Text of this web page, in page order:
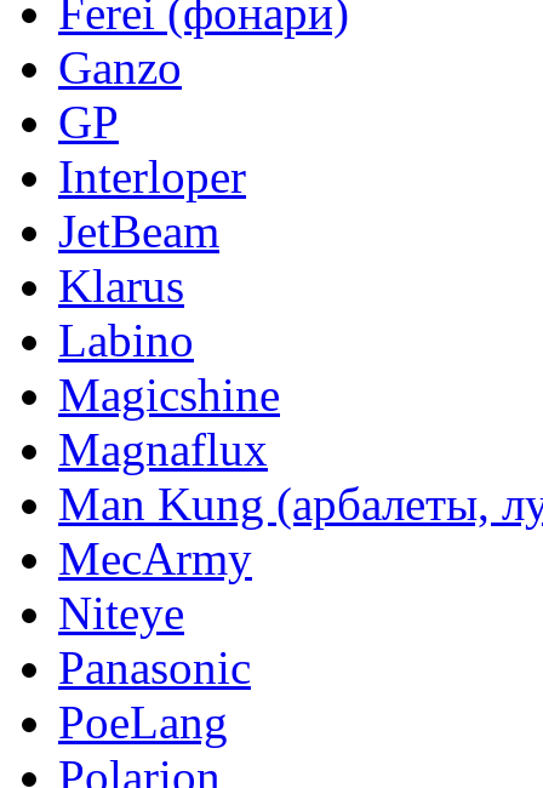
Ferei (фонари)
Ganzo
GP
Interloper
JetBeam
Klarus
Labino
Magicshine
Magnaflux
Man Kung (арбалеты,
MecArmy
Niteye
Panasonic
PoeLang
Polarion